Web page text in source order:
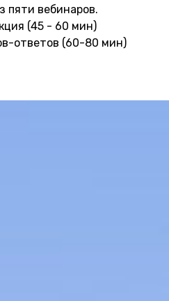
пяти вебинаров.
(45 - 60 мин)
ответов (60-80 мин)